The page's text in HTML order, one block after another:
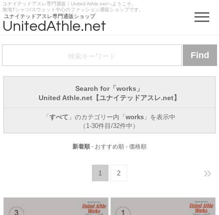
https://www.unitedathle.net
ユナイテッドアスレ専門通販｜United Athle.netへようこそ。
無地Tシャツ/スウェット中心のファッション通販ショップです。
ユナイテッドアスレ専門通販ショップ
UnitedAthle.net
Search for「works」
United Athle.net【ユナイテッドアスレ.net】
「すべて 」のカテゴリー内「works 」を表示中
（1-30件目/32件中）
新着順- おすすめ順- 価格順
1 2 »